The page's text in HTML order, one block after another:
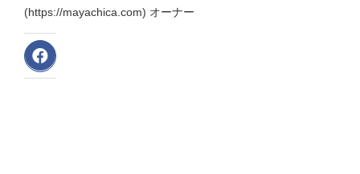
(https://mayachica.com) オーナー